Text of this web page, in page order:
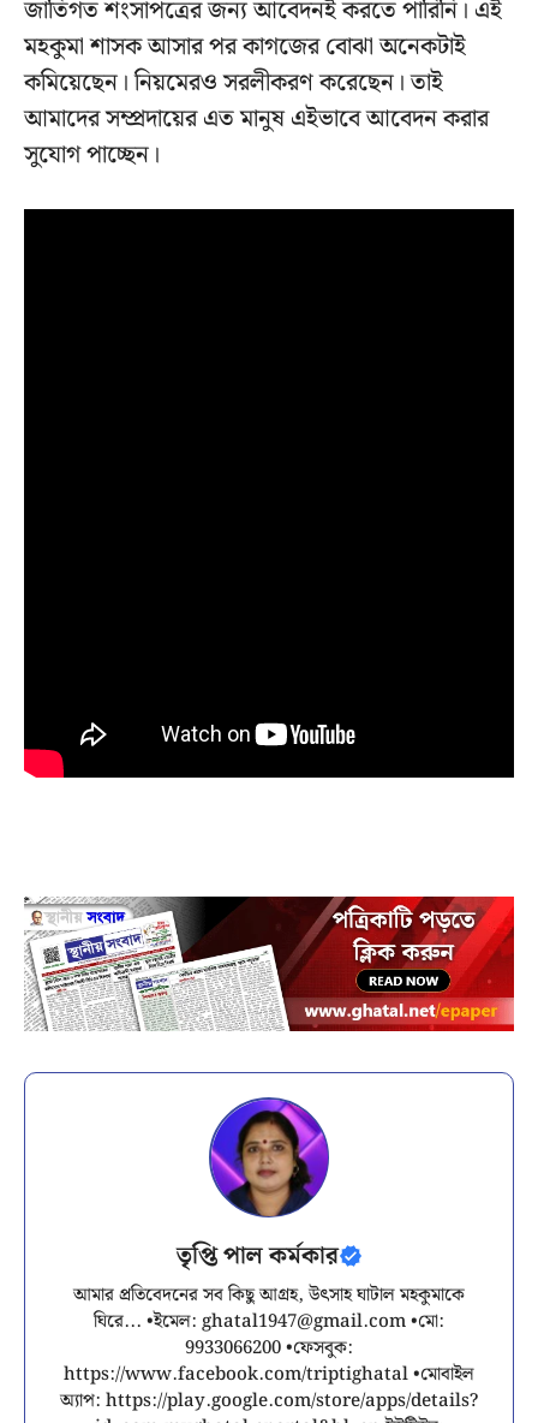
জাতিগত শংসাপত্রের জন্য আবেদনই করতে পারিনি। এই
মহকুমা শাসক আসার পর কাগজের বোঝা অনেকটাই
কমিয়েছেন। নিয়মেরও সরলীকরণ করেছেন। তাই
আমাদের সম্প্রদায়ের এত মানুষ এইভাবে আবেদন করার
সুযোগ পাচ্ছেন।
তৃপ্তি পাল কর্মকার
আমার প্রতিবেদনের সব কিছু আগ্রহ, উৎসাহ ঘাটাল মহকুমাকে
ঘিরে... •ইমেল: ghatal1947@gmail.com•মো:
9933066200 •ফেসবুক:
https://www.facebook.com/triptighatal •মোবাইল
অ্যাপ: https://play.google.com/store/apps/details?